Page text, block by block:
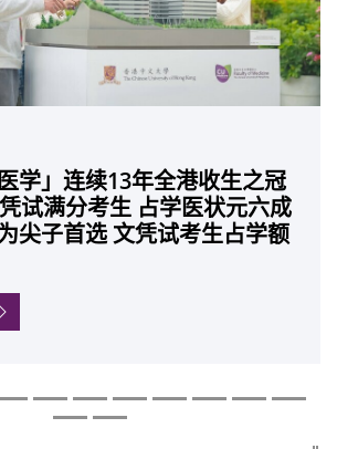
学」连续13年全港收生之冠
试满分考生 占学医状元六成
尖子首选 文凭试考生占学额
OCT」系统助测糖尿黄斑水
个案锐减六成 缩短患者轮
授获颁中国工程界最高荣誉
技奖」 成为今届医药衞生领
者
港中文大学凤凰奖学金」嘉
鼓励学医状元走出课堂放眼
纪妙手仁医
式PGT-Plus方案 精准辨识
杂基因异常「盲点」 降低人
异常妊娠风险
眼治疗新靶点 小鼠实验证实
力 有助开创崭新神经保护疗
肝癌免疫治疗耐药性机制 揭
具「除废喂食」新功能助癌
球专家共同牵头跨国肺癌研
阳性肺癌病人七年无恶化
常而引起的肺癌有望变成
者可与病共存
娥获颁「清野裕杰出领袖
首名学者荣膺亚洲糖尿病教
位区域专家 探讨私人医疗
全民健康覆盖
生成首位亚洲研究员 荣获国
奖项John K. Lattimer 讲座
实验室到临床应用」研究突
1药物可改善严重中风康